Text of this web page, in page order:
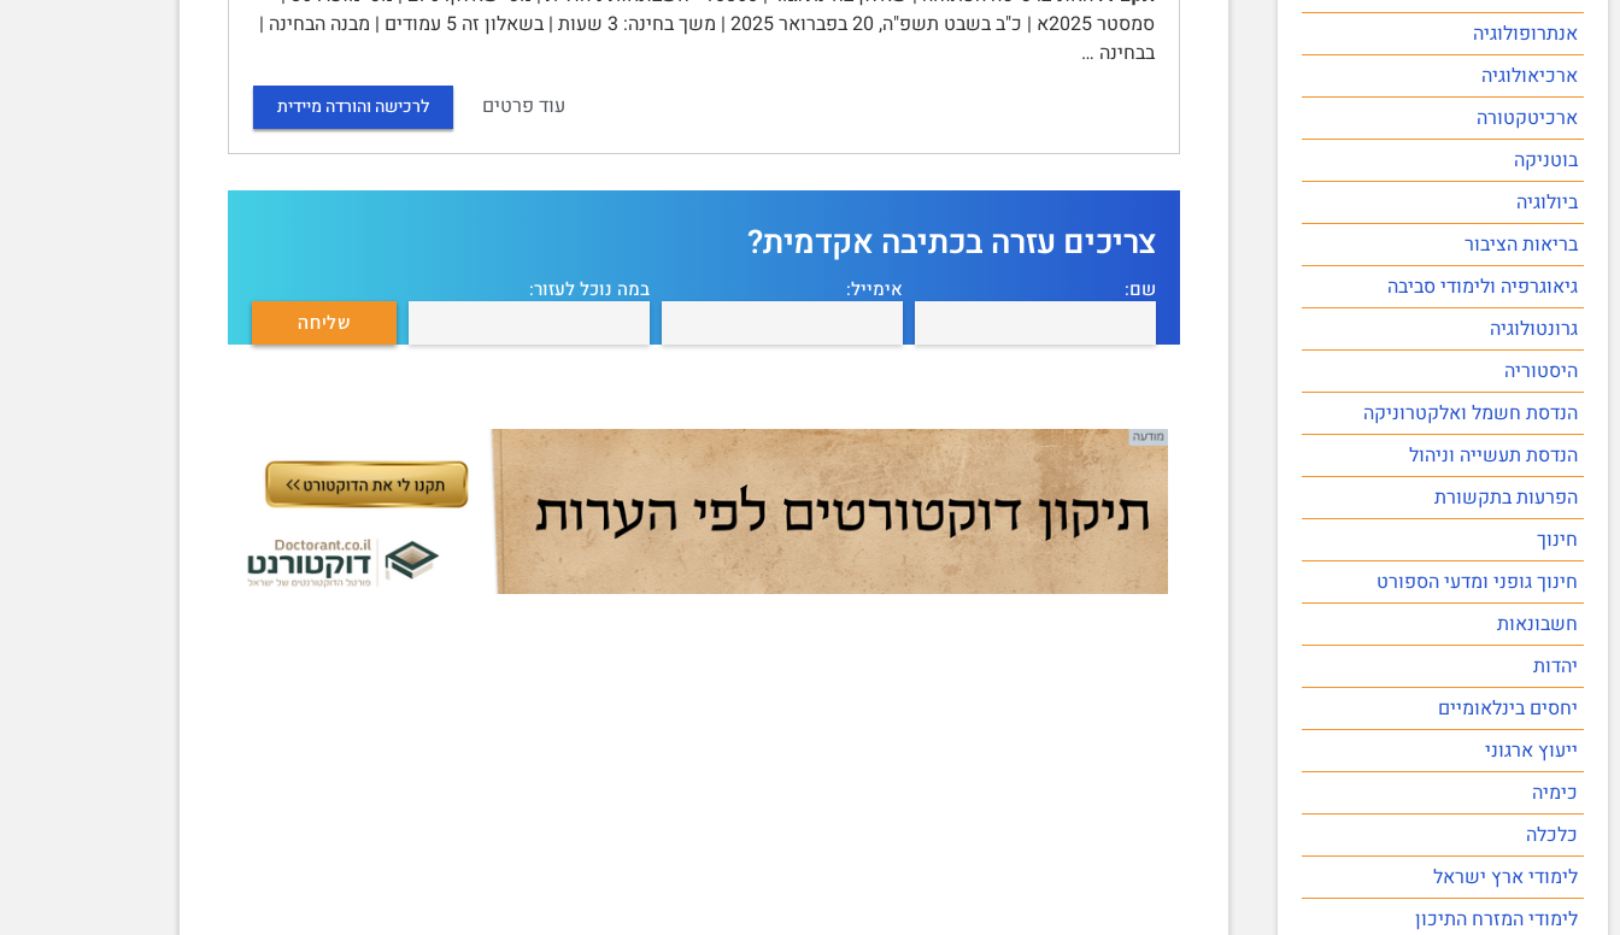
אנתרופולוגיה
ארכיאולוגיה
ארכיטקטורה
בוטניקה
ביולוגיה
בריאות הציבור
גיאוגרפיה ולימודי סביבה
גרונטולוגיה
היסטוריה
הנדסת חשמל ואלקטרוניקה
הנדסת תעשייה וניהול
הפרעות בתקשורת
חינוך
חינוך גופני ומדעי הספורט
חשבונאות
יהדות
יחסים בינלאומיים
ייעוץ ארגוני
כימיה
כלכלה
לימודי ארץ ישראל
לימודי המזרח התיכון
סמסטר 2025א | כ"ב בשבט תשפ"ה, 20 בפברואר 2025 | משך בחינה: 3 שעות | בשאלון זה 5 עמודים | מבנה הבחינה |
בבחינה …
עוד פרטים
לרכישה והורדה מיידית
צריכים עזרה בכתיבה אקדמית?
שם: אימייל: במה נוכל לעזור: